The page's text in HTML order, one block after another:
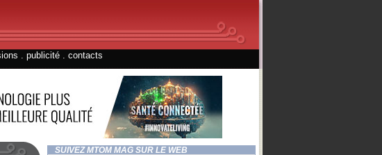
publicité contacts
SUIVEZ MTOM MAG SUR LE WEB